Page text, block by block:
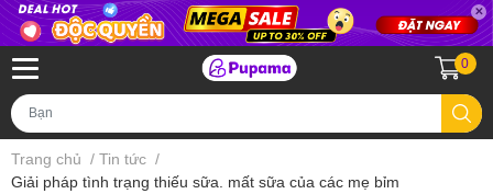
0
Trang chủ / Tin tức /
Giải pháp tình trạng thiếu sữa. mất sữa của các mẹ bỉm